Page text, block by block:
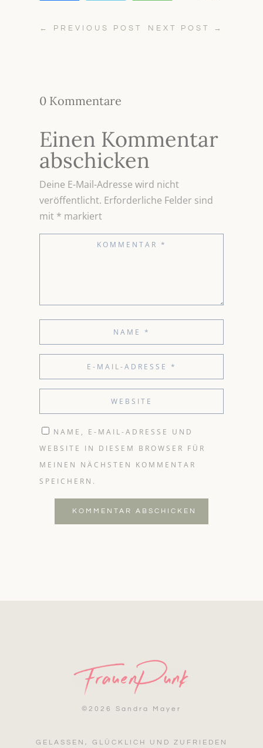
← PREVIOUS POST NEXT POST →
0 Kommentare
Einen Kommentar
abschicken
Deine E-Mail-Adresse wird nicht
veröffentlicht. Erforderliche Felder sind
mit * markiert
NAME, E-MAIL-ADRESSE UND
WEBSITE IN DIESEM BROWSER FÜR
MEINEN NÄCHSTEN KOMMENTAR
SPEICHERN.
KOMMENTAR ABSCHICKEN
© 2026 Sandra Mayer
GELASSEN, GLÜCKLICH UND ZUFRIEDEN